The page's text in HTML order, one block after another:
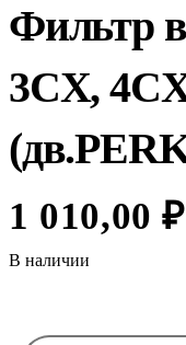
Фильтр
3CX,
1 010,00₽
В наличии